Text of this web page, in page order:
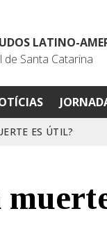
LATINO-
de Santa Catarina
ES ÚTIL?